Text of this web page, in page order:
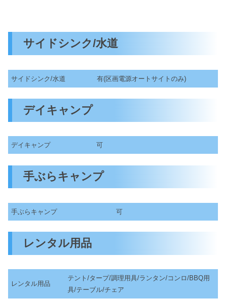
サイドシンク/水道
サイドシンク/水道 有(区画電源オートサイトのみ)
デイキャンプ
デイキャンプ 可
手ぶらキャンプ
手ぶらキャンプ 可
レンタル用品
レンタル用品
テント/タープ/調理用具/ランタン/コンロ/BBQ用
具/テーブル/チェア